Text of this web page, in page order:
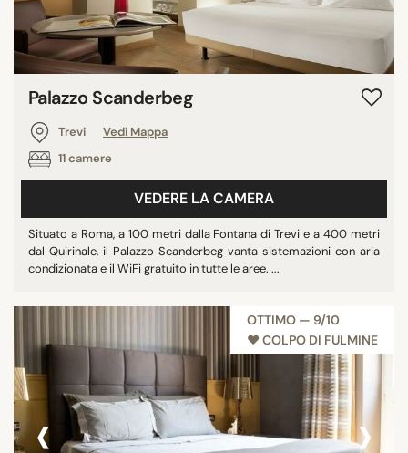
Palazzo Scanderbeg
Trevi
Vedi Mappa
11 camere
VEDERE LA CAMERA
Situato a Roma, a 100 metri dalla Fontana di Trevi e a 400 metri
dal Quirinale, il Palazzo Scanderbeg vanta sistemazioni con aria
condizionata e il WiFi gratuito in tutte le aree. ...
OTTIMO — 9/10
♥︎ COLPO DI FULMINE
‹ ›